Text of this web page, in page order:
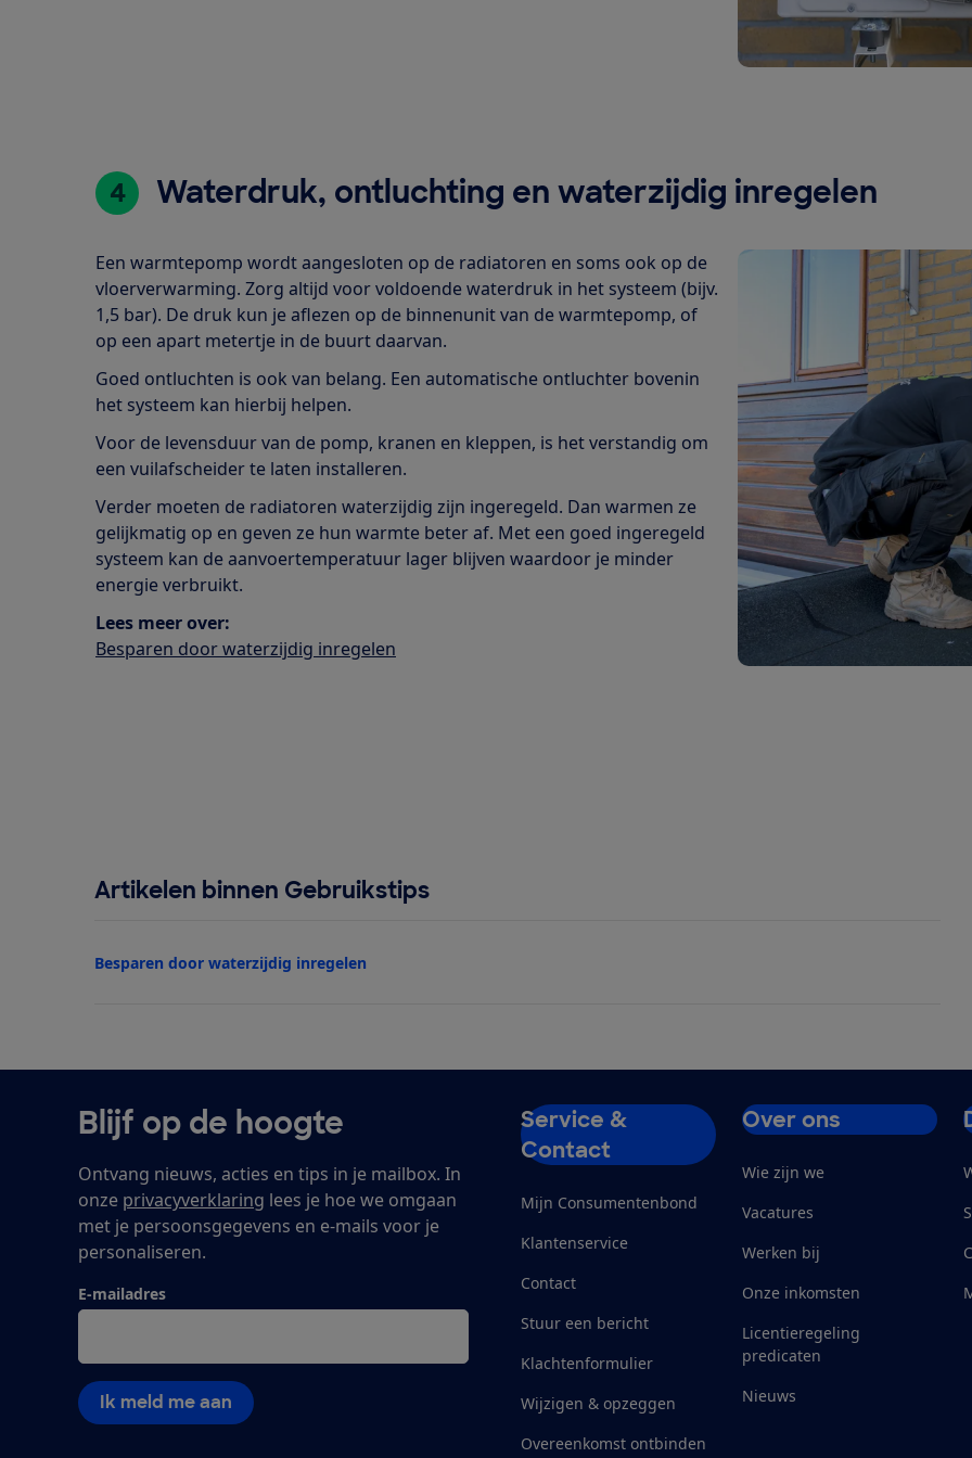
4 Waterdruk, ontluchting en waterzijdig inregelen
Een warmtepomp wordt aangesloten op de radiatoren en soms ook op de
vloerverwarming. Zorg altijd voor voldoende waterdruk in het systeem (bijv.
1,5 bar). De druk kun je aflezen op de binnenunit van de warmtepomp, of
op een apart metertje in de buurt daarvan.
Goed ontluchten is ook van belang. Een automatische ontluchter bovenin
het systeem kan hierbij helpen.
Voor de levensduur van de pomp, kranen en kleppen, is het verstandig om
een vuilafscheider te laten installeren.
Verder moeten de radiatoren waterzijdig zijn ingeregeld. Dan warmen ze
gelijkmatig op en geven ze hun warmte beter af. Met een goed ingeregeld
systeem kan de aanvoertemperatuur lager blijven waardoor je minder
energie verbruikt.
Lees meer over:
Besparen door waterzijdig inregelen
Artikelen binnen Gebruikstips
Besparen door waterzijdig inregelen
Blijf op de hoogte
Ontvang nieuws, acties en tips in je mailbox. In
onze privacyverklaring lees je hoe we omgaan
met je persoonsgegevens en e-mails voor je
personaliseren.
E-mailadres
Ik meld me aan
Service &
Contact
Mijn Consumentenbond
Klantenservice
Contact
Stuur een bericht
Klachtenformulier
Wijzigen & opzeggen
Overeenkomst ontbinden
Over ons
Wie zijn we
Vacatures
Werken bij
Onze inkomsten
Licentieregeling
predicaten
Nieuws